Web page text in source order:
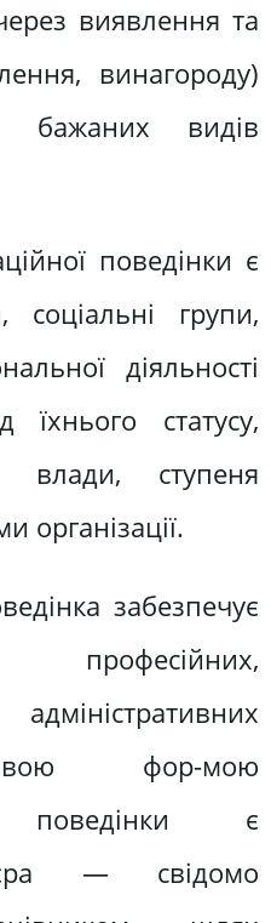
виявлення та
винагороду)
бажаних видів
поведінки є
соціальні групи,
діяльності
статусу,
влади, ступеня
організації.
забезпечує
фор-мою
поведінки є
— свідомо